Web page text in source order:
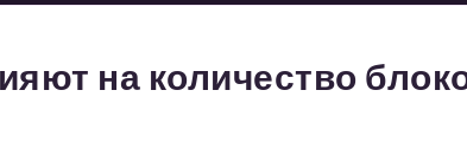
на количество